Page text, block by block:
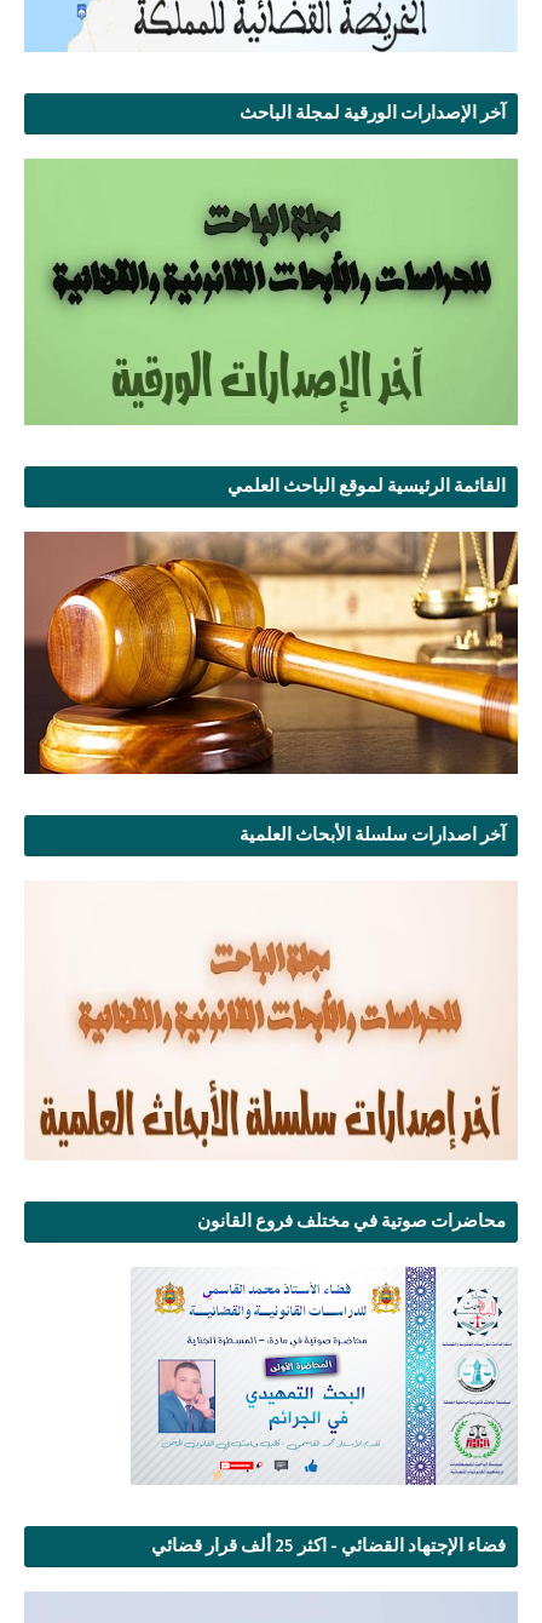
آخر الإصدارات الورقية لمجلة الباحث
القائمة الرئيسية لموقع الباحث العلمي
آخر اصدارات سلسلة الأبحاث العلمية
محاضرات صوتية في مختلف فروع القانون
فضاء الإجتهاد القضائي - اكثر 25 ألف قرار قضائي